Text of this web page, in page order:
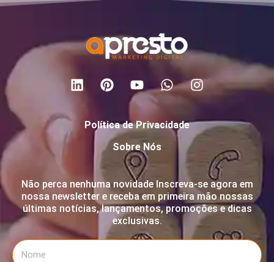
Política de Privacidade
Sobre Nós
Não perca nenhuma novidade Inscreva-se agora em
nossa newsletter e receba em primeira mão nossas
últimas notícias, lançamentos, promoções e dicas
exclusivas.